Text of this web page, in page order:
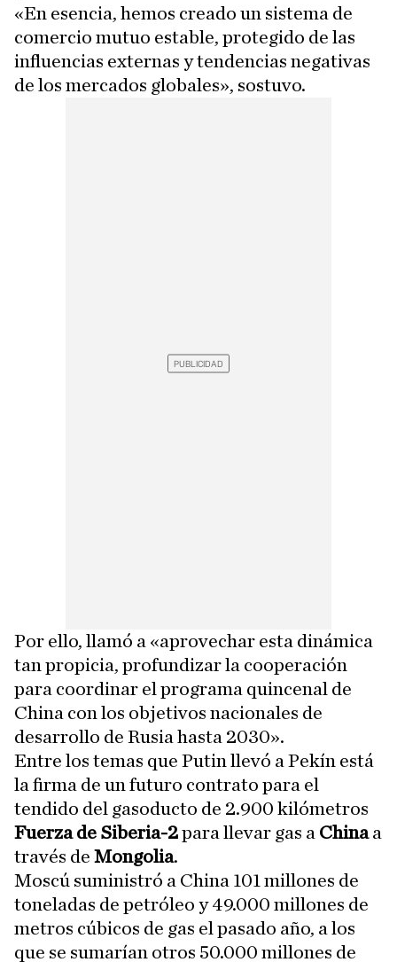
«En esencia, hemos creado un sistema de
comercio mutuo estable, protegido de las
influencias externas y tendencias negativas
de los mercados globales», sostuvo.
Por ello, llamó a «aprovechar esta dinámica
tan propicia, profundizar la cooperación
para coordinar el programa quincenal de
China con los objetivos nacionales de
desarrollo de Rusia hasta 2030».
Entre los temas que Putin llevó a Pekín está
la firma de un futuro contrato para el
tendido del gasoducto de 2.900 kilómetros
Fuerza de Siberia-2para llevar gas a Chinaa
través de Mongolia.
Moscú suministró a China 101 millones de
toneladas de petróleo y 49.000 millones de
metros cúbicos de gas el pasado año, a los
que se sumarían otros 50.000 millones de